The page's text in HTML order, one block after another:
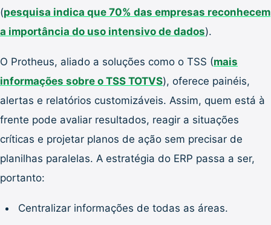
(pesquisa indica que 70% das empresas reconhecem
a importância do uso intensivo de dados).
O Protheus, aliado a soluções como o TSS (mais
informações sobre o TSS TOTVS), oferece painéis,
alertas e relatórios customizáveis. Assim, quem está à
frente pode avaliar resultados, reagir a situações
críticas e projetar planos de ação sem precisar de
planilhas paralelas. A estratégia do ERP passa a ser,
portanto:
Centralizar informações de todas as áreas.